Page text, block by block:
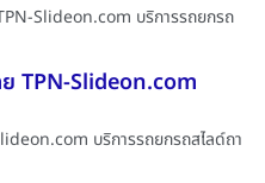
Slideon.com บริการรถยกรถ
ย TPN-Slideon.com
บริการรถยกรถสไลด์ถา